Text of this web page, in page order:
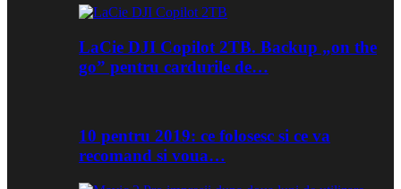
LaCie DJI Copilot 2TB. Backup „on the
go” pentru cardurile de…
10 pentru 2019: ce folosesc si ce va
recomand si voua…